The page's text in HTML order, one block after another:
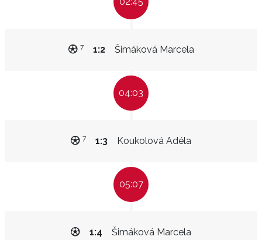
Šimáková Marcela
1:2
7
04:03
Koukolová Adéla
1:3
7
05:07
Šimáková Marcela
1:4